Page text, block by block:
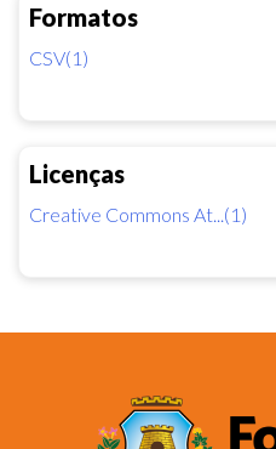
Formatos
CSV(1)
Licenças
Creative Commons At...(1)